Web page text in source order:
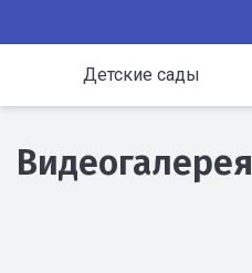
Детские сады
Видеогалерея